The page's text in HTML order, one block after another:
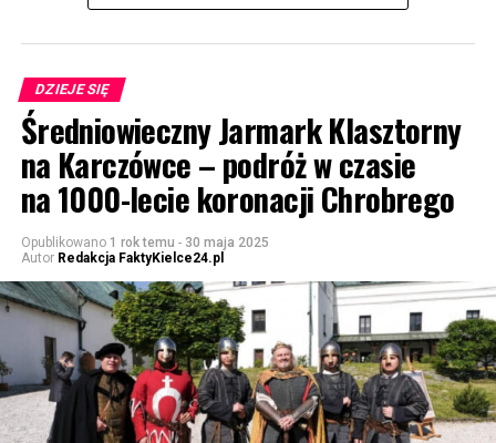
DZIEJE SIĘ
Średniowieczny Jarmark Klasztorny
na Karczówce – podróż w czasie
na 1000-lecie koronacji Chrobrego
Opublikowano 1 rok temu - 30 maja 2025
Autor Redakcja FaktyKielce24.pl